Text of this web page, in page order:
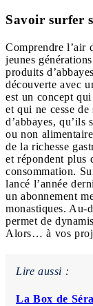
Savoir surfer
Comprendre l’air
jeunes
produits
découverte avec
est un concept
et qui ne cesse
d’abbayes,
ou non
de la richesse
et répondent plus
consommation.
lancé l’année
un abonnement
monastiques. Au-
permet de
Alors… à vos
Lire aussi :
La Box de